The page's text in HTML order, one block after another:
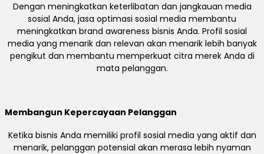
Dengan meningkatkan keterlibatan dan jangkauan media
sosial Anda, jasa optimasi sosial media membantu
meningkatkan brand awareness bisnis Anda. Profil sosial
media yang menarik dan relevan akan menarik lebih banyak
pengikut dan membantu memperkuat citra merek Anda di
mata pelanggan.
Membangun Kepercayaan Pelanggan
Ketika bisnis Anda memiliki profil sosial media yang aktif dan
menarik, pelanggan potensial akan merasa lebih nyaman